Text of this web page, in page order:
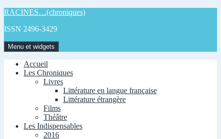
Aller
contenu
RACINES…(chroniques)
ISSN 2496-3429
Menu et widgets
Accueil
Les Chroniques
Livres
Littérature en langue française
Littérature étrangère
Films
Théâtre
Les Indispensables
2016